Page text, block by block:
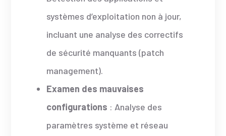
systèmes d’exploitation non à jour,
incluant une analyse des correctifs
de sécurité manquants (patch
management).
Examen des mauvaises
configurations : Analyse des
paramètres système et réseau